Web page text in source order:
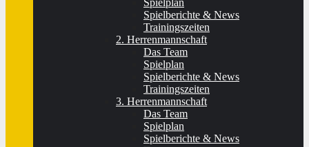
Spielplan
Spielberichte & News
Trainingszeiten
2. Herrenmannschaft
Das Team
Spielplan
Spielberichte & News
Trainingszeiten
3. Herrenmannschaft
Das Team
Spielplan
Spielberichte & News